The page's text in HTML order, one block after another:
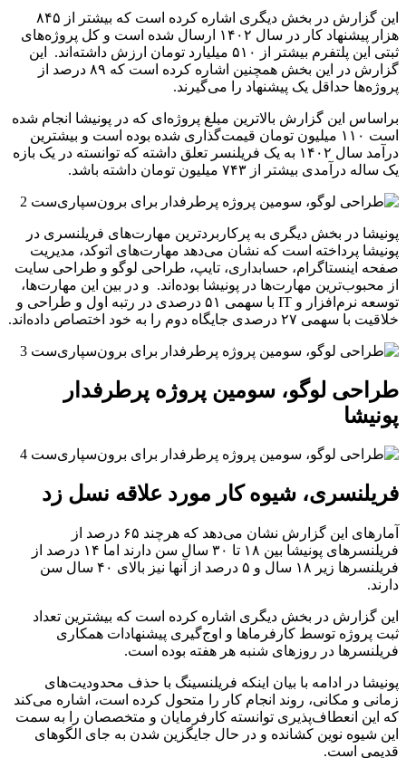
این گزارش در بخش دیگری اشاره کرده است که بیشتر از ۸۴۵
هزار پیشنهاد کار در سال ۱۴۰۲ ارسال شده است و کل پروژه‌های
ثبتی این پلتفرم بیشتر از ۵۱۰ میلیارد تومان ارزش داشته‌اند. این
گزارش در این بخش همچنین اشاره کرده است که ۸۹ درصد از
پروژه‌ها حداقل یک پیشنهاد را می‌گیرند.
براساس این گزارش بالاتر‌ین مبلغ پروژه‌ای که در پونیشا انجام شده
است ۱۱۰ میلیون تومان قیمت‌گذاری شده بوده است و بیشترین
درآمد سال ۱۴۰۲ به یک فریلنسر تعلق داشته که توانسته‌ در یک بازه
یک ساله درآمدی بیشتر از ۷۴۳ میلیون تومان داشته باشد.
پونیشا در بخش دیگری به پرکاربردترین مهارت‌های فریلنسری در
پونیشا پرداخته است که نشان می‌دهد مهارت‌های اتوکد، مدیریت
صفحه اینستاگرام، حسابداری، تایپ، طراحی لوگو و طراحی‌ سایت
از محبوب‌ترین مهارت‌ها در پونیشا بوده‌اند. و در بین این مهارت‌ها،
توسعه نرم‌افزار و IT با سهمی ۵۱ درصدی در رتبه اول و طراحی و
خلاقیت با سهمی ۲۷ درصدی جایگاه دوم را به خود اختصاص داده‌اند.
طراحی لوگو، سومین پروژه پرطرفدار
پونیشا
فریلنسری، شیوه کار مورد علاقه نسل زد
آمارهای این گزارش نشان می‌دهد که هرچند ۶۵ درصد از
فریلنسرهای پونیشا بین ۱۸ تا ۳۰ سال سن دارند اما ۱۴ درصد از
فریلنسرها زیر ۱۸ سال و ۵ درصد از آنها نیز بالای ۴۰ سال سن
دارند.
این گزارش در بخش دیگری اشاره کرده است که بیشترین تعداد
ثبت پروژه توسط کارفرماها و اوج‌گیری پیشنهادات همکاری
فریلنسرها در روزهای شنبه هر هفته بوده است.
پونیشا در ادامه با بیان اینکه فریلنسینگ با حذف محدودیت‌های
زمانی و مکانی، روند انجام کار را متحول کرده است، اشاره می‌کند
که این انعطاف‌پذیری توانسته کارفرمایان و متخصصان را به سمت
این شیوه نوین کشانده و در حال جایگزین شدن به جای الگوهای
قدیمی است.